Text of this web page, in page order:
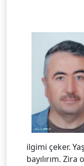
ilgimi çeker.
bayılırım.